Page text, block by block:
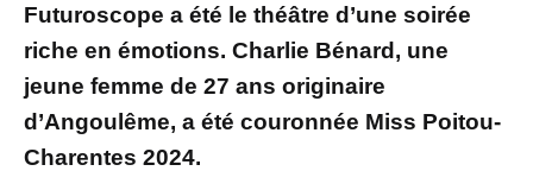
Futuroscope a été le théâtre d’une soirée
riche en émotions. Charlie Bénard, une
jeune femme de 27 ans originaire
d’Angoulême, a été couronnée Miss Poitou-
Charentes 2024.